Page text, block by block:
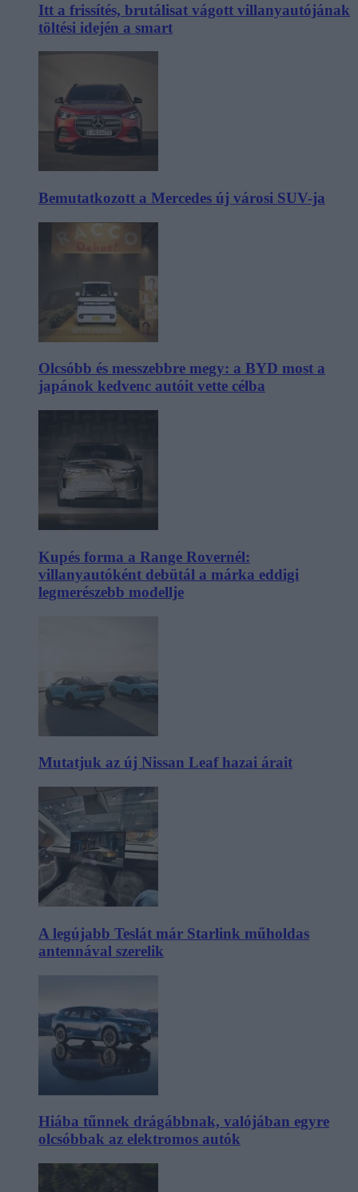
Itt a frissítés, brutálisat vágott villanyautójának
töltési idején a smart
Bemutatkozott a Mercedes új városi SUV-ja
Olcsóbb és messzebbre megy: a BYD most a
japánok kedvenc autóit vette célba
Kupés forma a Range Rovernél:
villanyautóként debütál a márka eddigi
legmerészebb modellje
Mutatjuk az új Nissan Leaf hazai árait
A legújabb Teslát már Starlink műholdas
antennával szerelik
Hiába tűnnek drágábbnak, valójában egyre
olcsóbbak az elektromos autók